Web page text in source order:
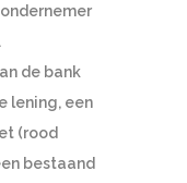
de bank
lening, een
(rood
bestaand